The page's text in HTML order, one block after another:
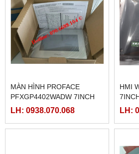
MÀN HÌNH PROFACE
PFXGP4402WADW 7INCH
LH: 0938.070.068
HMI
LH: